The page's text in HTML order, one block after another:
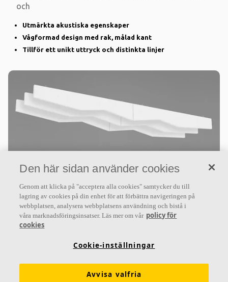
och
Utmärkta akustiska egenskaper
Vågformad design med rak, målad kant
Tillför ett unikt uttryck och distinkta linjer
Solo Baffle ZigZag är vertikalt installerade bafflar
utan ram. Sicksackmönstret ger en speciell
rumskänsla och möjlighet att uttrycka design med
hjälp av färg
Utmärkta akustiska egenskaper
Sicksackdesign med rak, målad kant
Tillför ett unikt uttryck och distinkta linjer
Den här sidan använder cookies
Genom att klicka på "acceptera alla cookies" samtycker du till
lagring av cookies på din enhet för att förbättra navigeringen på
webbplatsen, analysera webbplatsens användning och bistå i
våra marknadsföringsinsatser. Läs mer om vår policy för
cookies
Cookie-inställningar
Avvisa valfria